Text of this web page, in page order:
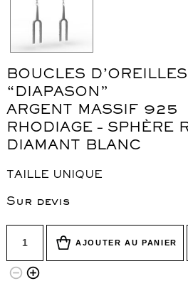
BOUCLES
“DIAPASON”
ARGENT MASSIF 925
RHODIAGE – SPHÈRE
DIAMANT BLANC
TAILLE UNIQUE
Sur devis
AJOUTER AU PANIER
remove_circle_outline add_circle_outline